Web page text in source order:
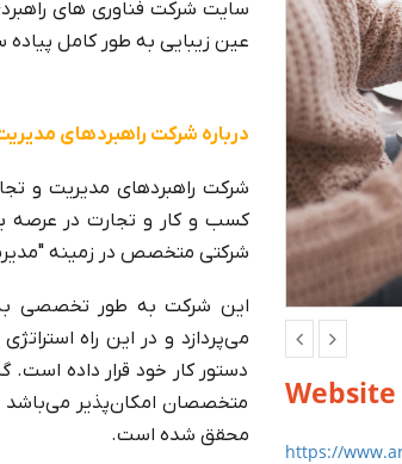
https://
سایت شرکت فناوری های
عین زیبایی به طور کامل
درباره شرکت راهبردهای
شرکت راهبردهای مدیریت و
کسب و کار و تجارت در عرصه
شرکتی متخصص در زمینه
این شرکت به طور تخصصی به
می‌پردازد و در این راه
دستور کار خود قرار داده است.
متخصصان امکان‌پذیر می‌باشد
محقق شده است.